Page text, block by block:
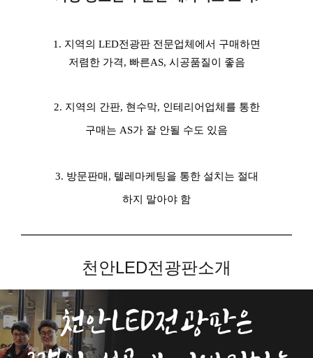
1. 지역의 LED전광판 전문업체에서 구매하면
저렴한 가격, 빠른AS, 시공품질이 좋음
2. 지역의 간판, 현수막, 인테리어업체를 통한
구매는 AS가 잘 안될 수도 있음
3. 방문판매, 텔레마케팅을 통한 설치는 절대
하지 말아야 함
천안LED전광판소개